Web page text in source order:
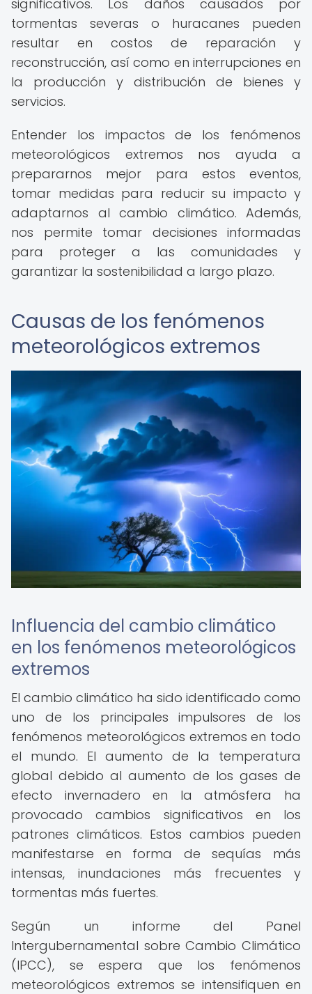
significativos. Los daños causados ​​por
tormentas severas o huracanes pueden
resultar en costos de reparación y
reconstrucción, así como en interrupciones en
la producción y distribución de bienes y
servicios.
Entender los impactos de los fenómenos
meteorológicos extremos nos ayuda a
prepararnos mejor para estos eventos,
tomar medidas para reducir su impacto y
adaptarnos al cambio climático. Además,
nos permite tomar decisiones informadas
para proteger a las comunidades y
garantizar la sostenibilidad a largo plazo.
Causas de los fenómenos
meteorológicos extremos
Influencia del cambio climático
en los fenómenos meteorológicos
extremos
El cambio climático ha sido identificado como
uno de los principales impulsores de los
fenómenos meteorológicos extremos en todo
el mundo. El aumento de la temperatura
global debido al aumento de los gases de
efecto invernadero en la atmósfera ha
provocado cambios significativos en los
patrones climáticos. Estos cambios pueden
manifestarse en forma de sequías más
intensas, inundaciones más frecuentes y
tormentas más fuertes.
Según un informe del Panel
Intergubernamental sobre Cambio Climático
(IPCC), se espera que los fenómenos
meteorológicos extremos se intensifiquen en